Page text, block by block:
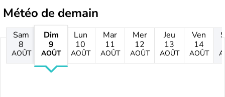
Météo de demain
Sam
8
AOÛT
Dim
9
AOÛT
Lun
10
AOÛT
Mar
11
AOÛT
Mer
12
AOÛT
Jeu
13
AOÛT
Ven
14
AOÛT